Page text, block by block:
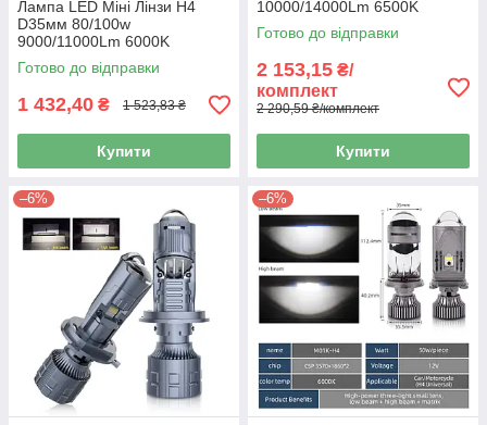
Лампа LED Міні Лінзи H4
D35мм 80/100w
9000/11000Lm 6000K
3570+3570 Chips 12v "M01P"
Готово до відправки
1 432,40 ₴ 1 523,83 ₴
Купити
10000/14000Lm 6500K
3570*5 Chip AllSeason 12V
"M01Q"
Готово до відправки
2 153,15 ₴/
комплект
2 290,59 ₴/комплект
Купити
–6% –6%